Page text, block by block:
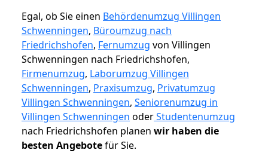
Egal, ob Sie einen Behördenumzug Villingen
Schwenningen, Büroumzug nach
Friedrichshofen, Fernumzug von Villingen
Schwenningen nach Friedrichshofen,
Firmenumzug, Laborumzug Villingen
Schwenningen, Praxisumzug, Privatumzug
Villingen Schwenningen, Seniorenumzug in
Villingen Schwenningen oderStudentenumzug
nach Friedrichshofen planen wir haben die
besten Angebotefür Sie.